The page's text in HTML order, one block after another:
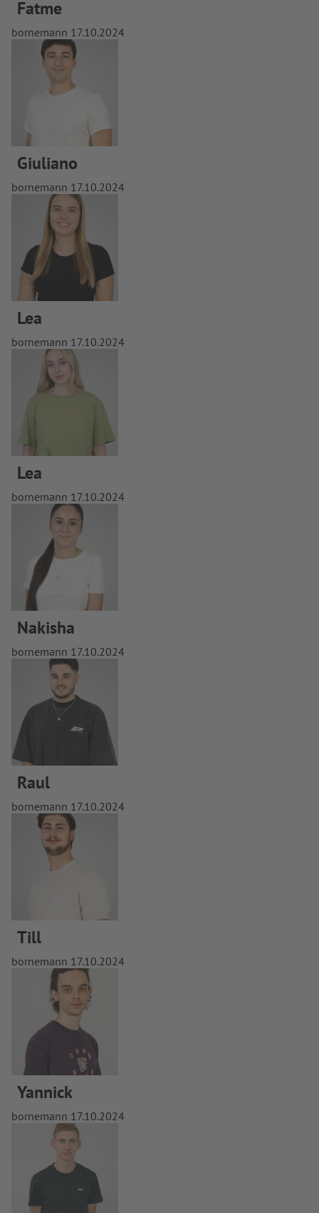
Fatme
bornemann 17.10.2024
Giuliano
bornemann 17.10.2024
Lea
bornemann 17.10.2024
Lea
bornemann 17.10.2024
Nakisha
bornemann 17.10.2024
Raul
bornemann 17.10.2024
Till
bornemann 17.10.2024
Yannick
bornemann 17.10.2024